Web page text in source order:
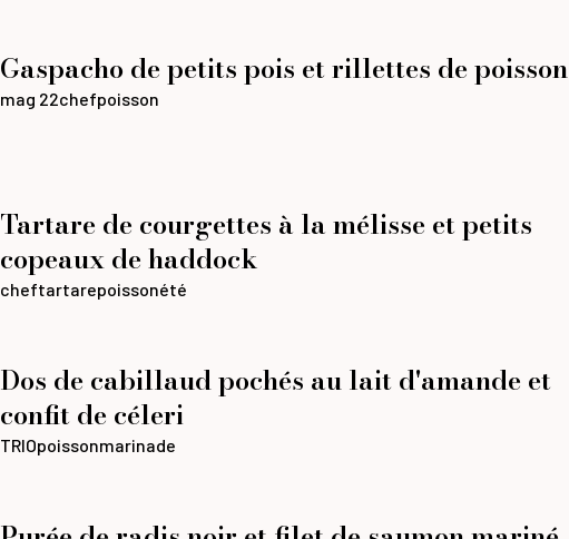
Gaspacho de petits pois et rillettes de poisson
mag 22chefpoisson
Tartare de courgettes à la mélisse et petits
copeaux de haddock
cheftartarepoissonété
Dos de cabillaud pochés au lait d'amande et
confit de céleri
TRIOpoissonmarinade